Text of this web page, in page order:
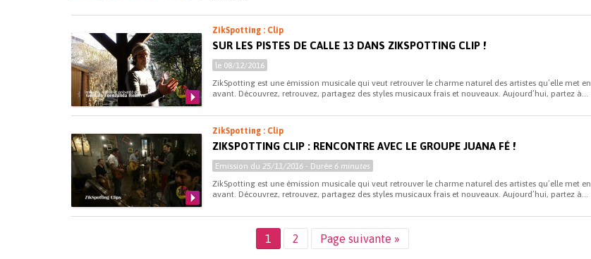
ZikSpotting : Clip
SUR LES PISTES DE CALLE 13 DANS ZIKSPOTTING CLIP !
le 08/12/2016
ZikSpotting est une émission musicale qui veut retrouver le charme naturel des artistes qu’elle met en
avant. Découvrez, retrouvez, partagez des styles musicaux frais et nouveaux. Aujourd’hui, partez à...
ZikSpotting : Clip
ZIKSPOTTING CLIP : RENCONTRE AVEC LE GROUPE JUANA FÉ !
Emission du25/11/2016 - Durée 6 minutes
ZikSpotting est une émission musicale qui veut retrouver le charme naturel des artistes qu’elle met en
avant. Découvrez, retrouvez, partagez des styles musicaux frais et nouveaux. Aujourd’hui, partez à...
1 2 Page suivante »